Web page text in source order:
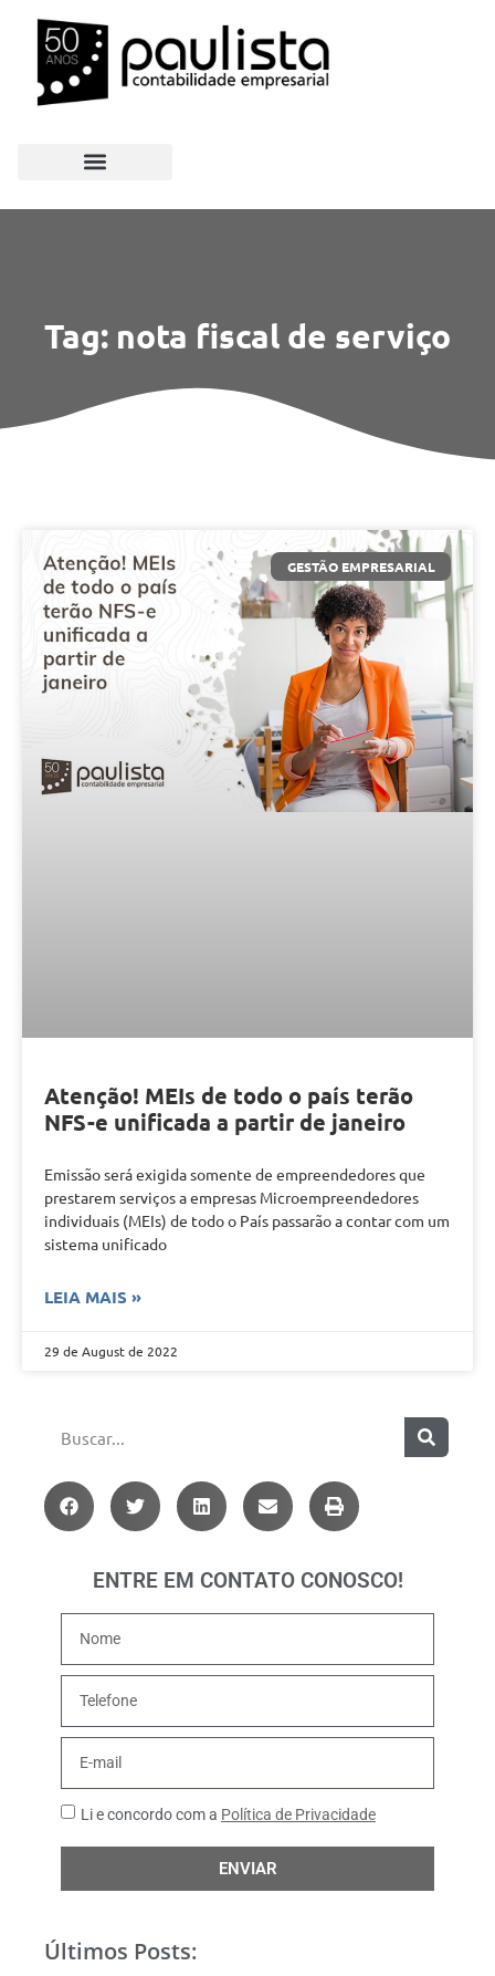
Tag: nota fiscal de serviço
GESTÃO EMPRESARIAL
Atenção! MEIs de todo o país terão
NFS-e unificada a partir de janeiro
Emissão será exigida somente de empreendedores que
prestarem serviços a empresas Microempreendedores
individuais (MEIs) de todo o País passarão a contar com um
sistema unificado
LEIA MAIS »
29 de August de 2022
ENTRE EM CONTATO CONOSCO!
Li e concordo com a Política de Privacidade
ENVIAR
Últimos Posts: